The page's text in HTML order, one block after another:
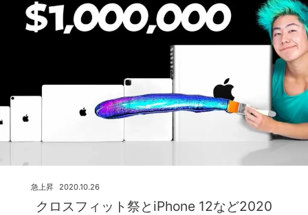
クロスフィット祭とiPhone 12など2020
2020.10.26
急上昇